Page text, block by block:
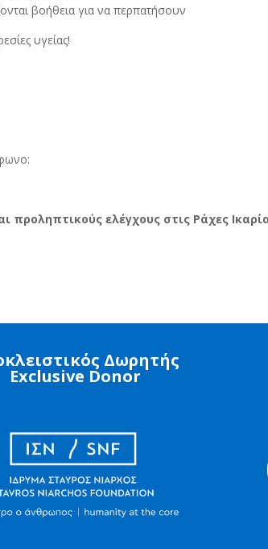
βοήθεια για να περπατήσουν
υγείας!
προληπτικούς ελέγχους στις Ράχες
Δωρητής
Exclusive Donor